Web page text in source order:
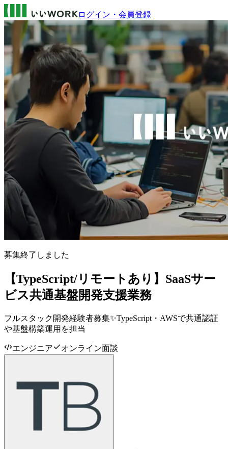
ログイン・会員登録
募集終了しました
【TypeScript/リモートあり】SaaSサー
ビス共通基盤開発支援業務
フルスタック開発経験者募集✨TypeScript・AWSで共通認証
や基盤構築運用を担当
エンジニア オンライン面談